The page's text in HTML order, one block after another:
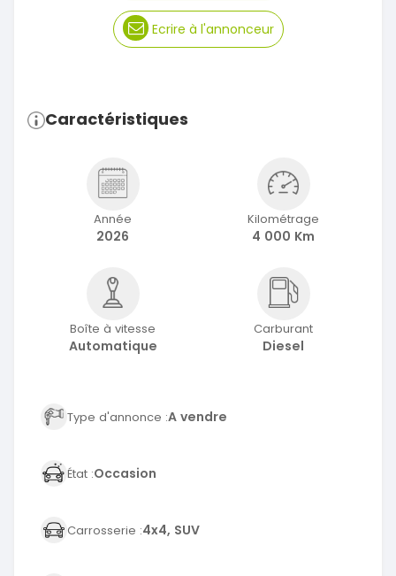
Ecrire à l'annonceur
Caractéristiques
Année
2026
Kilométrage
4 000 Km
Boîte à vitesse
Automatique
Carburant
Diesel
Type d'annonce :A vendre
État :Occasion
Carrosserie :4x4, SUV